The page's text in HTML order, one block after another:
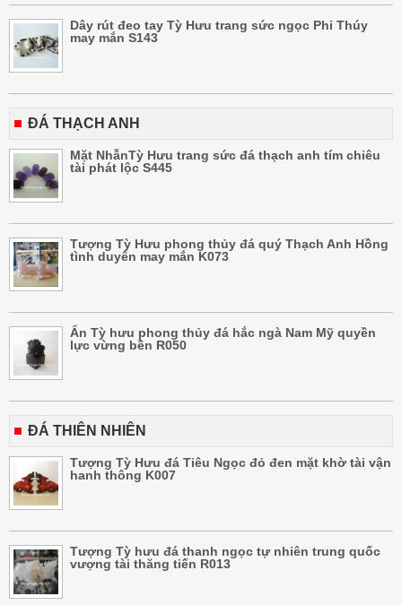
Dây rút đeo tay Tỳ Hưu trang sức ngọc Phỉ Thúy
may mắn S143
ĐÁ THẠCH ANH
Mặt NhẫnTỳ Hưu trang sức đá thạch anh tím chiêu
tài phát lộc S445
Tượng Tỳ Hưu phong thủy đá quý Thạch Anh Hồng
tình duyên may mắn K073
Ấn Tỳ hưu phong thủy đá hắc ngà Nam Mỹ quyền
lực vừng bền R050
ĐÁ THIÊN NHIÊN
Tượng Tỳ Hưu đá Tiêu Ngọc đỏ đen mặt khờ tài vận
hanh thông K007
Tượng Tỳ hưu đá thanh ngọc tự nhiên trung quốc
vượng tài thăng tiến R013